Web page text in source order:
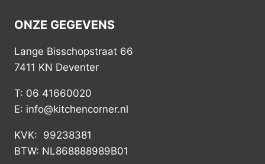
ONZE GEGEVENS
Lange Bisschopstraat 66
7411 KN Deventer
T: 06 41660020
E: info@kitchencorner.nl
KVK: 99238381
BTW: NL868888989B01